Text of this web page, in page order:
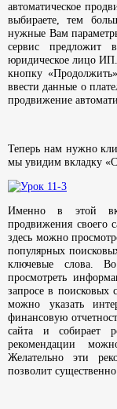
автоматическое
выбираете, тем
нужные Вам
сервис предложит
юридическое лицо
кнопку
ввести данные о
продвижение
Теперь нам нужно
мы увидим вкладку
Именно в этой
продвижения своего
здесь можно
популярных
ключевые слова.
просмотреть
запросе в поисковых
можно указать
финансовую
сайта и собирает
рекомендации
Желательно эти
позволит